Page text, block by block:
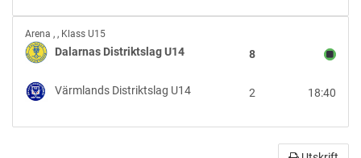
Dalarnas
Distriktslag
U14
vs
Värmlands
U14
Arena , , Klass U15
Dalarnas Distriktslag U14 8
Värmlands Distriktslag U14 18:40
2